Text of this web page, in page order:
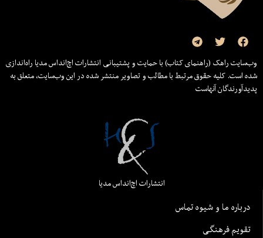
وب‌سایت راهک (راهنمای کتاب) با حمایت و پشتیبانی انتشارات اچ‌اند‌اس مدیا راه‌اندازی
شده است. کلیه حقوق مرتبط با مطالب و تصاویر منتشر شده در این وب‌سایت، متعلق به
پدیدآورندگان آنهاست
انتشارات اچ‌اند‌اس مدیا
درباره ما و شیوه تماس
تقویم فرهنگی